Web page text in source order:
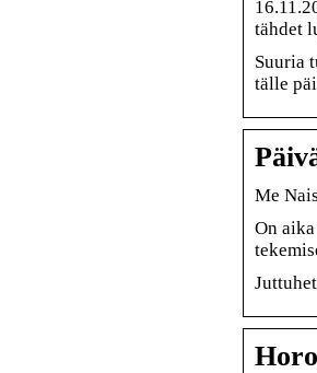
tähdet
Suuria
tälle
Me
On